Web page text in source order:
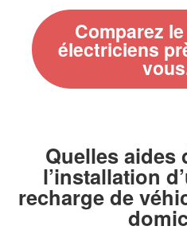
Comparez
électriciens
Quelles aides
l’installation
recharge de